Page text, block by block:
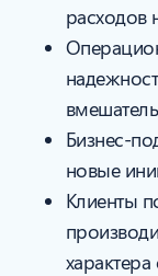
расходов
Бизнес-
новые
Клиенты